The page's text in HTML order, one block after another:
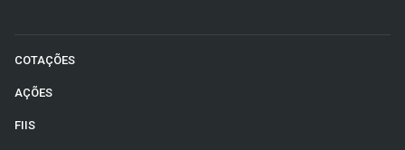
COTAÇÕES
AÇÕES
FIIS